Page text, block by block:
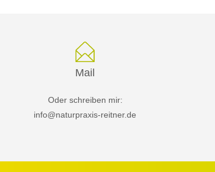
Mail
Oder schreiben mir:
info@naturpraxis-reitner.de